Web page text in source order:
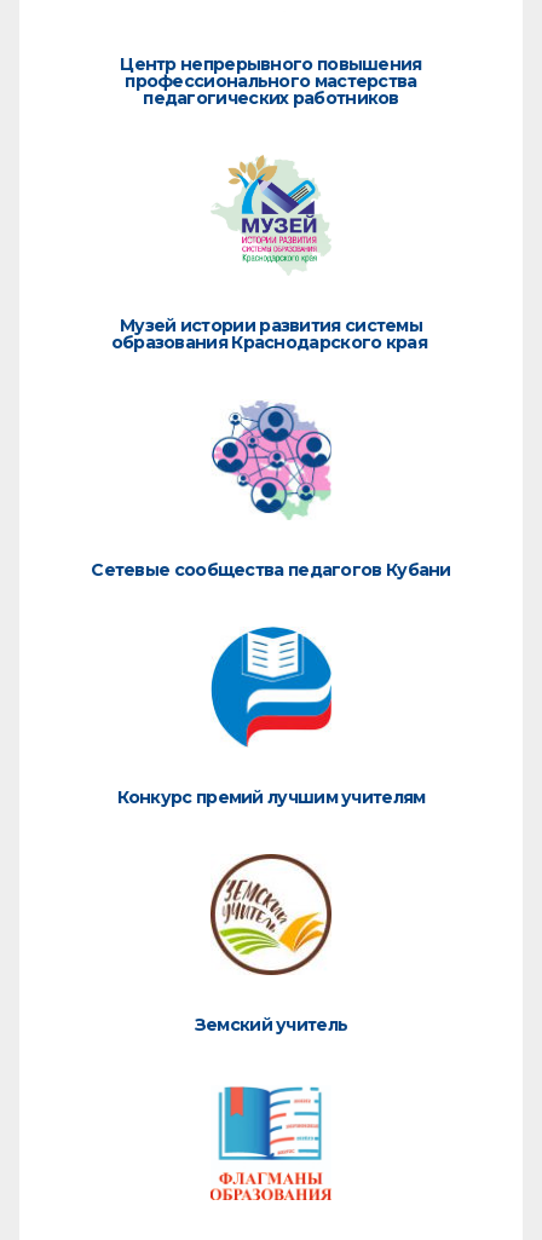
Центр непрерывного повышения
профессионального мастерства
педагогических работников
Музей истории развития системы
образования Краснодарского края
Сетевые сообщества педагогов Кубани
Конкурс премий лучшим учителям
Земский учитель